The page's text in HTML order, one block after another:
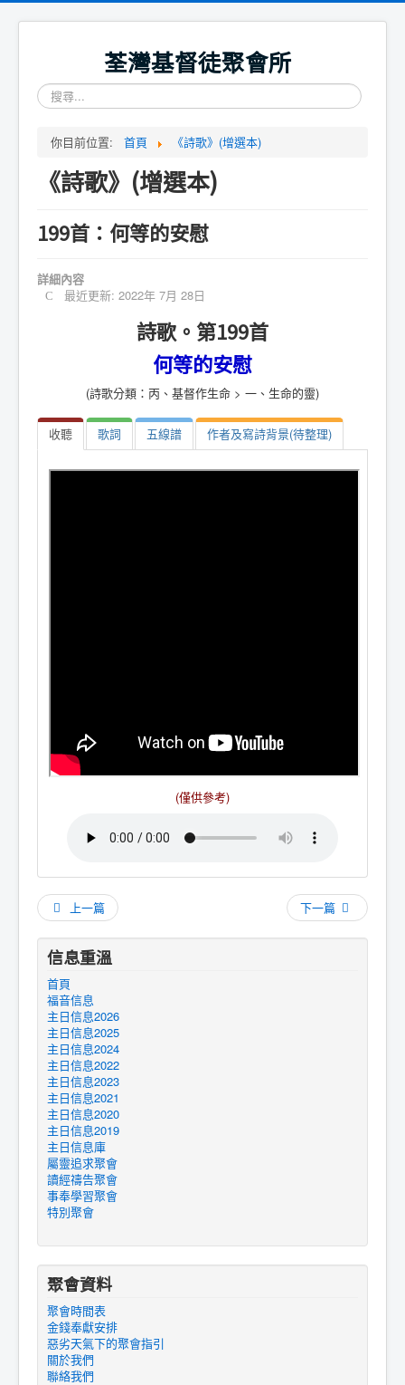
荃灣基督徒聚會所
搜
尋...
你目前位置:
首頁 《詩歌》(增選本)
《詩歌》(增選本)
199首：何等的安慰
詳細內容
最近更新: 2022年 7月 28日
詩歌。第199首
何等的安慰
(詩歌分類：丙、基督作生命 > 一、生命的靈)
收聽 歌詞 五線譜 作者及寫詩背景(待整理)
(僅供參考)
上一篇 下一篇
信息重溫
首頁
福音信息
主日信息2026
主日信息2025
主日信息2024
主日信息2022
主日信息2023
主日信息2021
主日信息2020
主日信息2019
主日信息庫
屬靈追求聚會
讀經禱告聚會
事奉學習聚會
特別聚會
聚會資料
聚會時間表
金錢奉獻安排
惡劣天氣下的聚會指引
關於我們
聯絡我們